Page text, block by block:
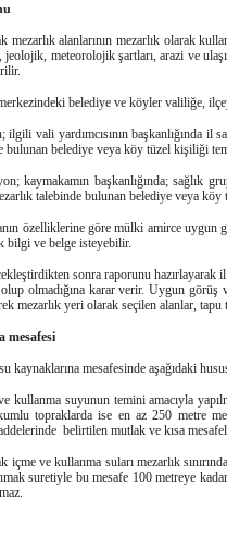
mezarlık alanlarının mezarlık olarak
meteorolojik şartları, arazi ve
belediye ve köyler valiliğe,
vali yardımcısının başkanlığında
bulunan belediye veya köy tüzel kişiliği
kaymakamın başkanlığında; sağlık
talebinde bulunan belediye veya
özelliklerine göre mülki amirce
bilgi ve belge isteyebilir.
sonra raporunu hazırlayarak
olmadığına karar verir. Uygun
mezarlık yeri olarak seçilen alanlar,
mesafesi
kaynaklarına mesafesinde aşağıdaki
kullanma suyunun temini amacıyla
topraklarda ise en az 250 metre
belirtilen mutlak ve kısa
içme ve kullanma suları mezarlık
suretiyle bu mesafe 100 metreye